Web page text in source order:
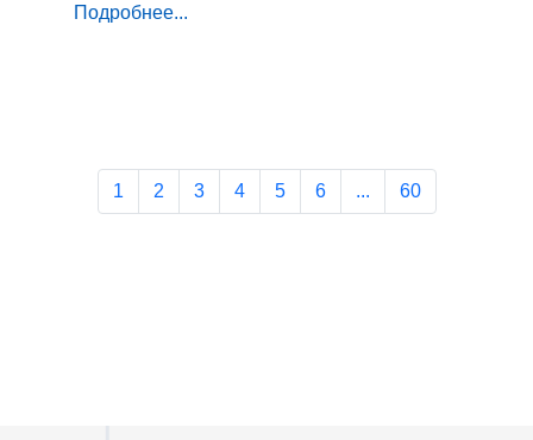
Подробнее...
1 2 3 4 5 6 ... 60